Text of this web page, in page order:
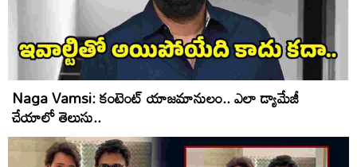
Naga Vamsi: కంటెంట్‌ యాజమానులం.. ఎలా డ్యామేజీ
చేయాలో తెలుసు..